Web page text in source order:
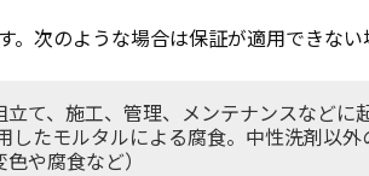
次のような場合は保証が適用できない
て、施工、管理、メンテナンスなどに
したモルタルによる腐食。中性洗剤以
や腐食など）